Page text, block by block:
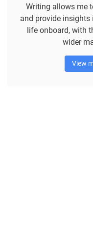
Writing allows me
and provide insights
life onboard, with
wider
View